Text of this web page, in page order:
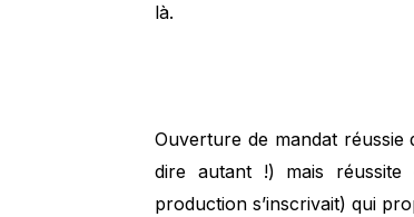
là.
Ouverture de mandat
dire autant !) mais réussite
production s’inscrivait) qui